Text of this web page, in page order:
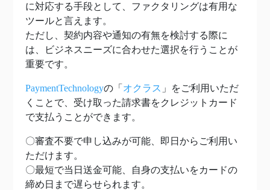
に対応する手段として、ファクタリングは有用な
ツールと言えます。
ただし、契約内容や通知の有無を検討する際に
は、ビジネスニーズに合わせた選択を行うことが
重要です。
PaymentTechnologyの「 オクラス 」をご利用いただ
くことで、受け取った請求書をクレジットカード
で支払うことができます。
〇審査不要で申し込みが可能、即日からご利用い
ただけます。
〇最短で当日送金可能、自身の支払いをカードの
締め日まで遅らせられます。